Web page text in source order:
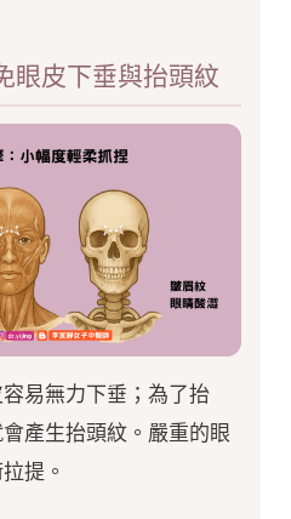
眼皮下垂與抬頭紋
易無力下垂；為了抬
產生抬頭紋。嚴重的眼
提。